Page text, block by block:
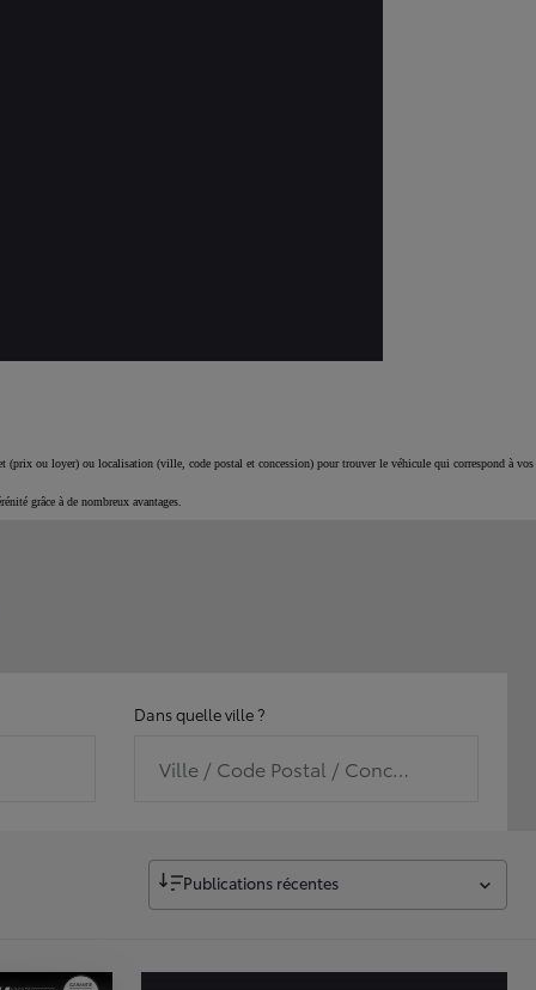
(prix ou loyer) ou localisation (ville, code postal et concession) pour trouver le véhicule qui correspond à vos
grâce à de nombreux avantages.
Dans quelle ville ?
Ville / Code Postal / Concession
Publications récentes